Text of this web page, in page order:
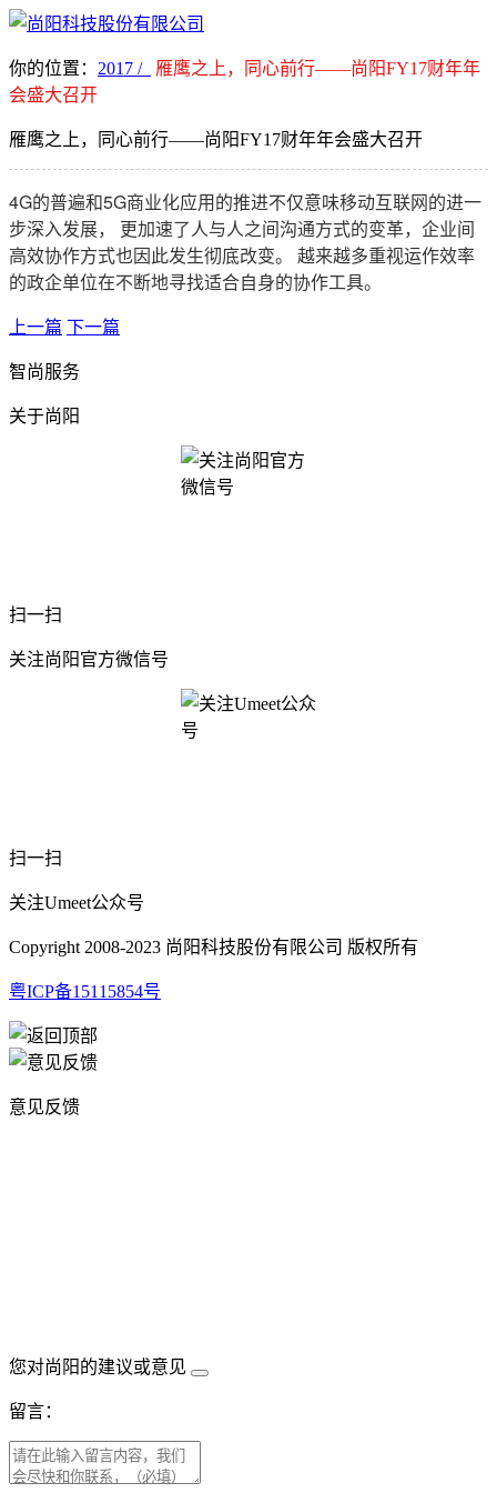
你的位置： 2017 /
雁鹰之上，同心前行——尚阳FY17财年年
会盛大召开
雁鹰之上，同心前行——尚阳FY17财年年会盛大召开
4G的普遍和5G商业化应用的推进不仅意味移动互联网的进一
步深入发展， 更加速了人与人之间沟通方式的变革，企业间
高效协作方式也因此发生彻底改变。 越来越多重视运作效率
的政企单位在不断地寻找适合自身的协作工具。
上一篇 下一篇
智尚服务
关于尚阳
扫一扫
关注尚阳官方微信号
扫一扫
关注Umeet公众号
Copyright 2008-2023 尚阳科技股份有限公司 版权所有
粤ICP备15115854号
意见反馈
您对尚阳的建议或意见
留言：